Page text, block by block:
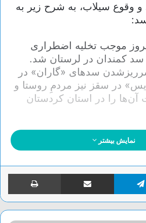
و وقوع سیلاب، به شرح زیر به
موجب تخلیه اضطراری
سد کمندان در لرستان شد.
سدهای «گاران» در
در سقز نیز مردمِ روستا و
آن‌ها را در استان کردستان
هشدار سطح قرمز بارندگی و
سیلاب، نجاتگران ۶ استان کشور در شمال غرب و
کامل برای امدادرسانی
سازمان امداد و نجات هلال
نمایش بیشتر
تلگرام اشتراک گذاری از طریق ایمیل